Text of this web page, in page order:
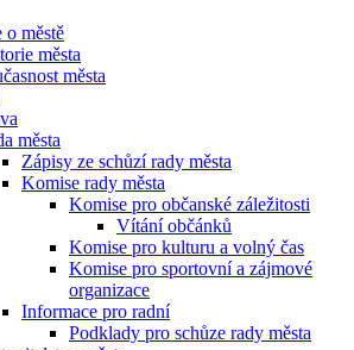
o městě
města
města
města
Zápisy ze schůzí rady města
Komise rady města
Komise pro občanské záležitosti
Vítání občánků
Komise pro kulturu a volný čas
Komise pro sportovní a zájmové
organizace
Informace pro radní
Podklady pro schůze rady města